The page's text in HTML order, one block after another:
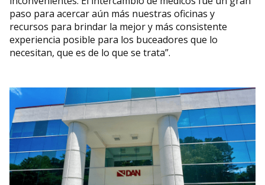
paso para acercar aún más nuestras oficinas y
recursos para brindar la mejor y más consistente
experiencia posible para los buceadores que lo
necesitan, que es de lo que se trata”.